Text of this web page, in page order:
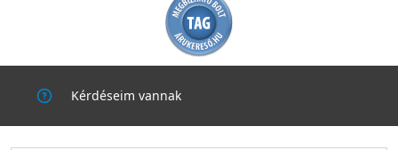
Kérdéseim vannak